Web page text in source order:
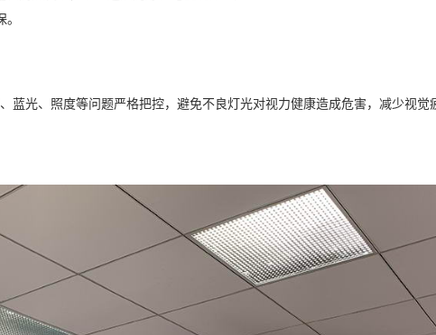
蓝光、照度等问题严格把控，避免不良灯光对视力健康造成危害，减少视觉